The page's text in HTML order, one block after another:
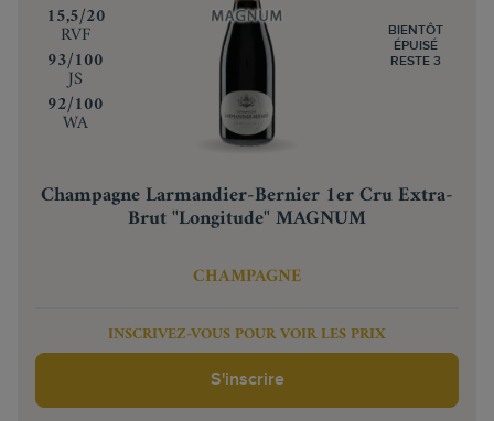
‍15,5/20
RVF
‍93/100
JS
‍92/100
WA
Champagne Larmandier-Bernier 1er Cru Extra-
Brut "Longitude" MAGNUM
CHAMPAGNE
BIENTÔT
ÉPUISÉ
RESTE 3
INSCRIVEZ-VOUS POUR VOIR LES PRIX
S'inscrire